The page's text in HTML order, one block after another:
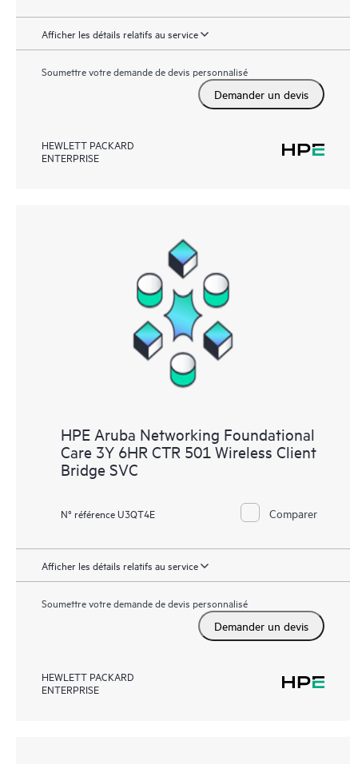
Afficher les détails relatifs au service
Soumettre votre demande de devis personnalisé
Demander un devis
HEWLETT PACKARD
ENTERPRISE
HPE Aruba Networking Foundational
Care 3Y 6HR CTR 501 Wireless Client
Bridge SVC
N° référence U3QT4E Comparer
Afficher les détails relatifs au service
Soumettre votre demande de devis personnalisé
Demander un devis
HEWLETT PACKARD
ENTERPRISE